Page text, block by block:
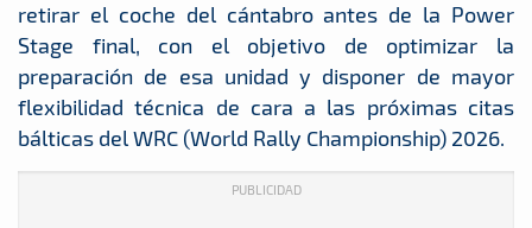
retirar el coche del cántabro antes de la Power
Stage final, con el objetivo de optimizar la
preparación de esa unidad y disponer de mayor
flexibilidad técnica de cara a las próximas citas
bálticas del WRC (World Rally Championship) 2026.
PUBLICIDAD